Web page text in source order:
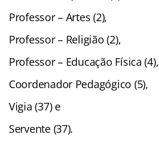
Professor – Artes (2),
Professor – Religião (2),
Professor – Educação Física (4),
Coordenador Pedagógico (5),
Vigia (37) e
Servente (37).